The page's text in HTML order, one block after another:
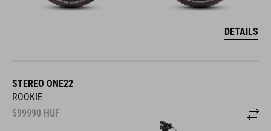
DETAILS
STEREO ONE22
ROOKIE
599990 HUF